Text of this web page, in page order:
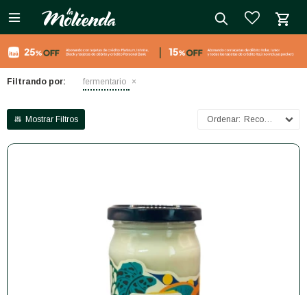

Filtrando por: fermentario
Recomendados